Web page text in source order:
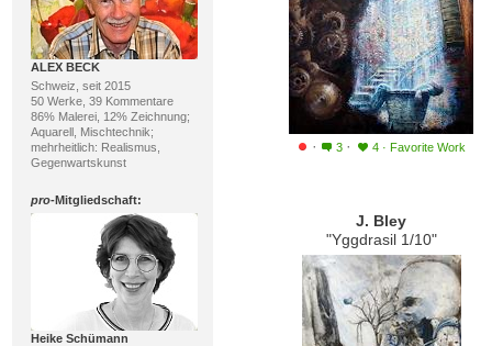
ALEX BECK
Schweiz, seit 2015
50 Werke, 39 Kommentare
86% Malerei, 12% Zeichnung;
Aquarell, Mischtechnik;
mehrheitlich: Realismus,
Gegenwartskunst
pro-Mitgliedschaft:
Heike Schümann
· 3 · 4 · Favorite Work
J. Bley
"Yggdrasil 1/10"